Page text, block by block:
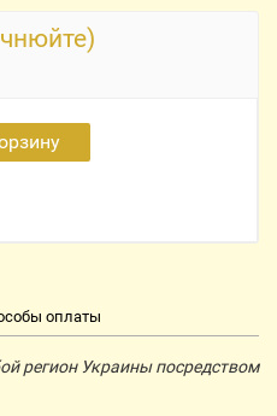
оплаты
регион Украины посредством